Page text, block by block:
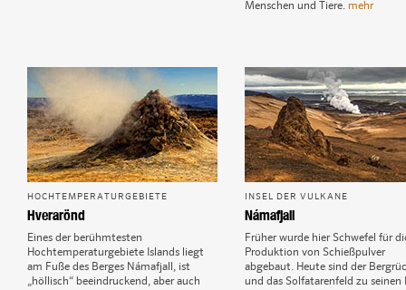
Menschen und Tiere. mehr
HOCHTEMPERATURGEBIETE
Hverarönd
Eines der berühmtesten
Hochtemperaturgebiete Islands liegt
am Fuße des Berges Námafjall, ist
„höllisch“ beeindruckend, aber auch
INSEL DER VULKANE
Námafjall
Früher wurde hier Schwefel für
Produktion von Schießpulver
abgebaut. Heute sind der
und das Solfatarenfeld zu seinen